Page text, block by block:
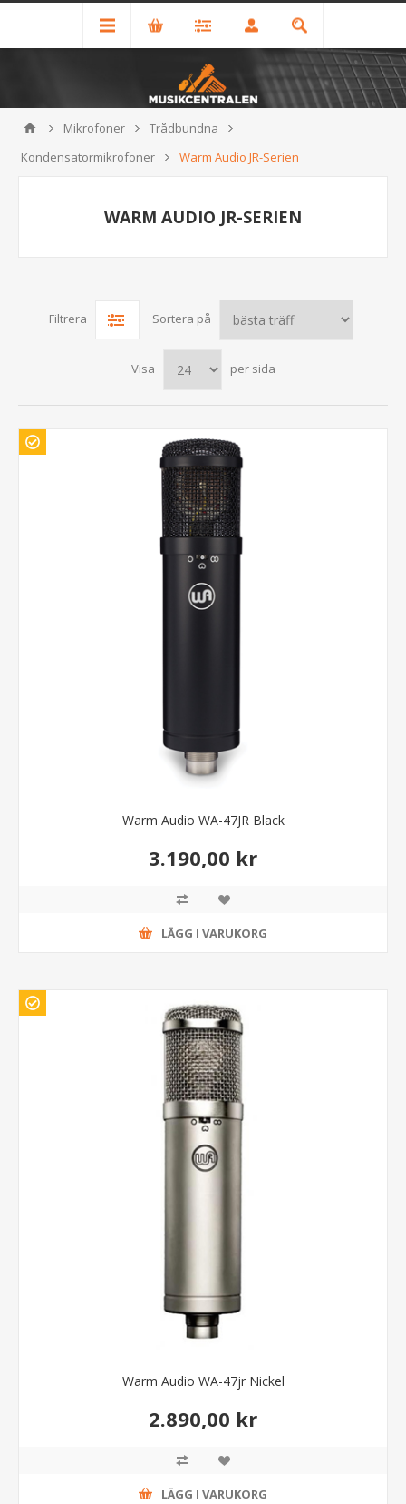
Mikrofoner
Trådbundna
Kondensatormikrofoner
Warm Audio JR-Serien
WARM AUDIO JR-SERIEN
Filtrera Sortera på
Visa per sida
Warm Audio WA-47JR Black
3.190,00 kr
LÄGG I VARUKORG
Warm Audio WA-47jr Nickel
2.890,00 kr
LÄGG I VARUKORG